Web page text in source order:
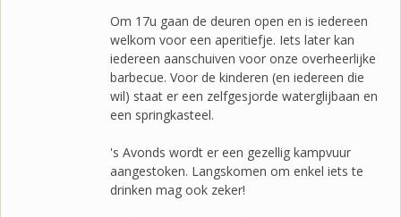
Om 17u gaan de deuren open en is iedereen
welkom voor een aperitiefje. Iets later kan
iedereen aanschuiven voor onze overheerlijke
barbecue. Voor de kinderen (en iedereen die
wil) staat er een zelfgesjorde waterglijbaan en
een springkasteel.
's Avonds wordt er een gezellig kampvuur
aangestoken. Langskomen om enkel iets te
drinken mag ook zeker!